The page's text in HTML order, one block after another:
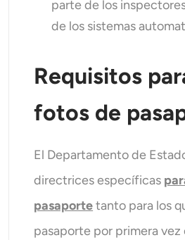
parte de los
de los sistemas
Requisitos
fotos de
El Departamento de
directrices específicas
pasaportetanto para los
pasaporte por primera vez